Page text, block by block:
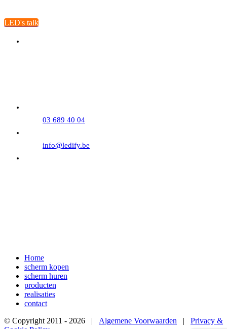
LED's talk
03 689 40 04
info@ledify.be
Home
scherm kopen
scherm huren
producten
realisaties
contact
© Copyright 2011 - 2026 | Algemene Voorwaarden | Privacy &